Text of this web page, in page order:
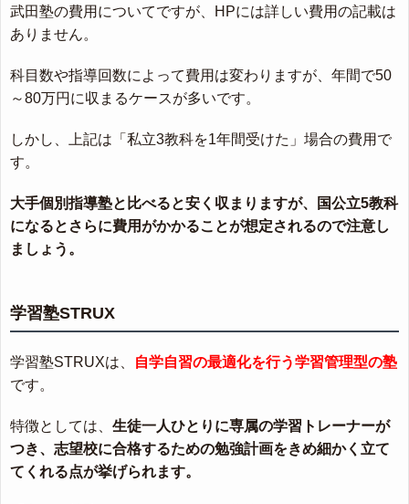
武田塾の費用についてですが、HPには詳しい費用の記載は
ありません。
科目数や指導回数によって費用は変わりますが、年間で50
～80万円に収まるケースが多いです。
しかし、上記は「私立3教科を1年間受けた」場合の費用で
す。
大手個別指導塾と比べると安く収まりますが、国公立5教科
になるとさらに費用がかかることが想定されるので注意し
ましょう。
学習塾STRUX
学習塾STRUXは、
自学自習の最適化を行う学習管理型の塾
です。
特徴としては、 生徒一人ひとりに専属の学習トレーナーが
つき、志望校に合格するための勉強計画をきめ細かく立て
てくれる点が挙げられます。